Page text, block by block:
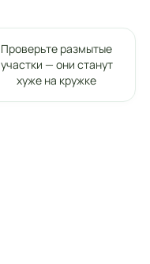
Проверьте размытые
участки — они станут
хуже на кружке